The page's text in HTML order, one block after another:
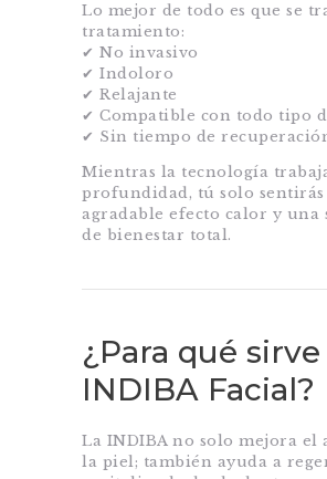
Lo mejor de todo es que se
tratamiento:
✔ No invasivo
✔ Indoloro
✔ Relajante
✔ Compatible con todo tipo
✔ Sin tiempo de
Mientras la tecnología
profundidad, tú solo
agradable efecto calor y una
de bienestar total.
¿Para qué sirve
INDIBA Facial?
La INDIBA no solo mejora el
la piel; también ayuda a